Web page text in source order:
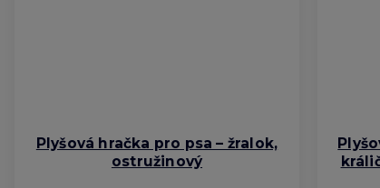
Plyšová hračka pro psa – žralok,
ostružinový